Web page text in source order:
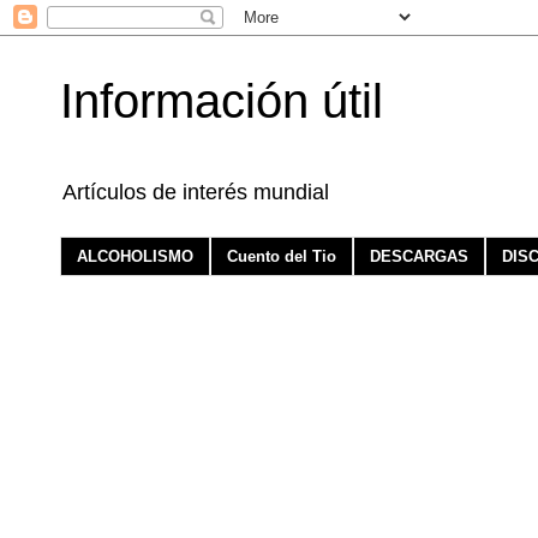
Información útil
Artículos de interés mundial
ALCOHOLISMO Cuento del Tio DESCARGAS